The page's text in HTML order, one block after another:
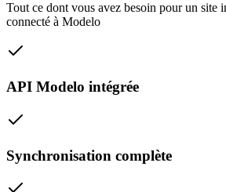
Tout ce dont vous avez besoin pour un site
connecté à Modelo
API Modelo intégrée
Synchronisation complète